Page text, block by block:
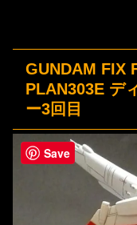
GUNDAM FIX
PLAN303E デ
ー3回目
Save